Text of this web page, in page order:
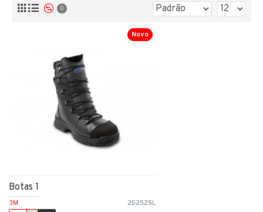
0
Novo
3M 252525L
Botas 1